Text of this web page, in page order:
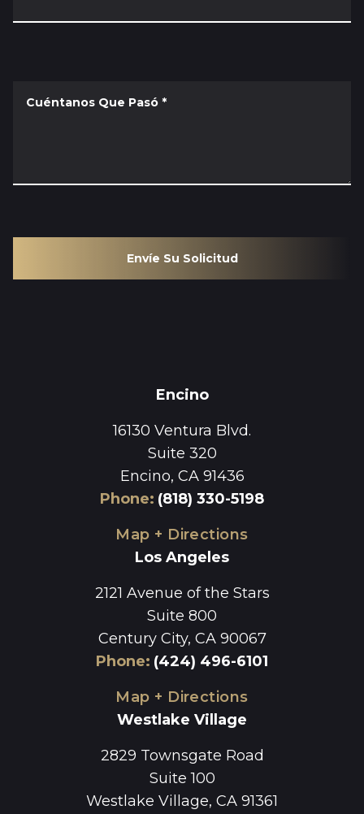
Cuéntanos Que Pasó *
Envíe Su Solicitud
Encino
16130 Ventura Blvd.
Suite 320
Encino, CA 91436
Phone: (818) 330-5198
Map + Directions
Los Angeles
2121 Avenue of the Stars
Suite 800
Century City, CA 90067
Phone: (424) 496-6101
Map + Directions
Westlake Village
2829 Townsgate Road
Suite 100
Westlake Village, CA 91361